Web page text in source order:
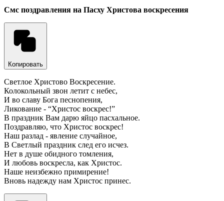
Смс поздравления на Пасху Христова воскресения
Копировать
Светлое Христово Воскресение.
Колокольный звон летит с небес,
И во славу Бога песнопения,
Ликование - “Христос воскрес!”
В праздник Вам дарю яйцо пасхальное.
Поздравляю, что Христос воскрес!
Наш разлад - явление случайное,
В Светлый праздник след его исчез.
Нет в душе обидного томления,
И любовь воскресла, как Христос.
Наше неизбежно примирение!
Вновь надежду нам Христос принес.